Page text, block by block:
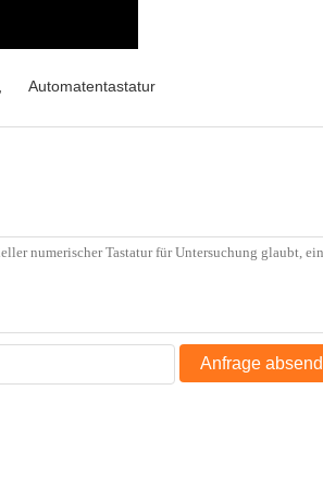
Automatentastatur
Anfrage